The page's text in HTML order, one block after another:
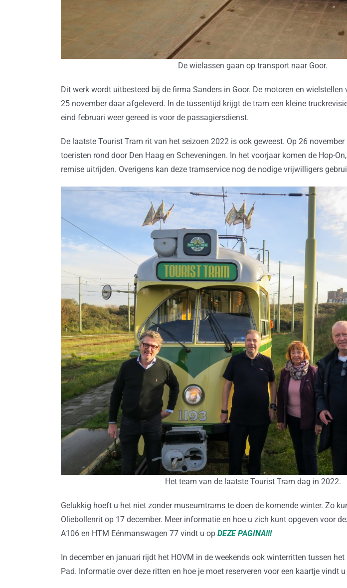
De wielassen gaan op transport naar Goor.
Dit werk wordt uitbesteed bij de firma Sanders in Goor. De motoren en
25 november daar afgeleverd. In de tussentijd krijgt de tram een kleine
eind februari weer gereed is voor de passagiersdienst.
De laatste Tourist Tram rit van het seizoen 2022 is ook geweest. Op 26
toeristen rond door Den Haag en Scheveningen. In het voorjaar komen de Hop-
remise uitrijden. Overigens kan deze tramservice nog de nodige vrijwilligers
Het team van de laatste Tourist Tram dag in 2022.
Gelukkig hoeft u het niet zonder museumtrams te doen de komende winter. Zo
Oliebollenrit op 17 december. Meer informatie en hoe u zich kunt opgeven voor
A106 en HTM Eénmanswagen 77 vindt u op DEZE PAGINA!!!
In december en januari rijdt het HOVM in de weekends ook winterritten tussen
Pad. Informatie over deze ritten en hoe je moet reserveren voor een kaartje vindt